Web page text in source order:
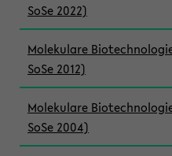
SoSe 2022)
Molekulare
SoSe 2012)
Molekulare
SoSe 2004)